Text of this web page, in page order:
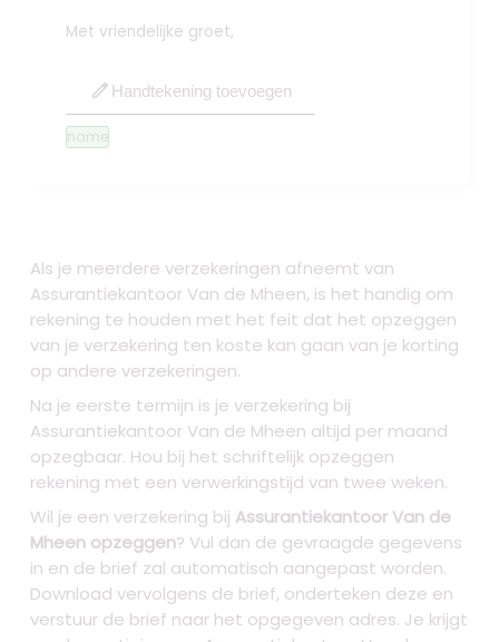
Met vriendelijke groet,
edit Handtekening toevoegen
name
Als je meerdere verzekeringen afneemt van
Assurantiekantoor Van de Mheen, is het handig om
rekening te houden met het feit dat het opzeggen
van je verzekering ten koste kan gaan van je korting
op andere verzekeringen.
Na je eerste termijn is je verzekering bij
Assurantiekantoor Van de Mheen altijd per maand
opzegbaar. Hou bij het schriftelijk opzeggen
rekening met een verwerkingstijd van twee weken.
Wil je een verzekering bij Assurantiekantoor Van de
Mheen opzeggen? Vul dan de gevraagde gegevens
in en de brief zal automatisch aangepast worden.
Download vervolgens de brief, onderteken deze en
verstuur de brief naar het opgegeven adres. Je krijgt